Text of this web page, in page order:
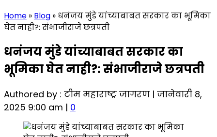
Home » Blog » धनंजय मुंडे यांच्याबाबत सरकार का भूमिका
घेत नाही?: संभाजीराजे छत्रपती
धनंजय मुंडे यांच्याबाबत सरकार का
भूमिका घेत नाही?: संभाजीराजे छत्रपती
Authored by : टीम महाराष्ट्र जागरण | जानेवारी 8,
2025 9:00 am | 0